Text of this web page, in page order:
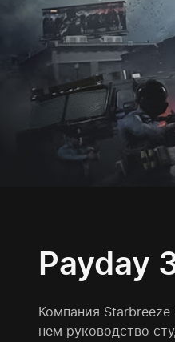
Payday
Компания
нем руководство